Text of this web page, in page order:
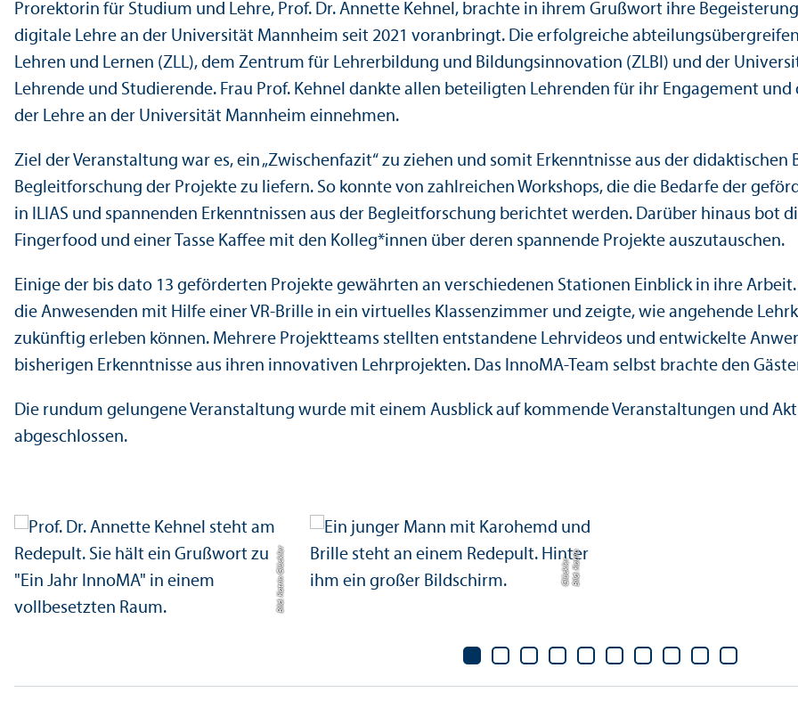
Prorektorin für Studium und Lehre, Prof. Dr. Annette Kehnel, brachte in ihrem Grußwort ihre
digitale Lehre an der Universität Mannheim seit 2021 voranbringt. Die erfolgreiche
Lehren und Lernen (ZLL), dem Zentrum für Lehr­erbildung und Bildungs­innovation (ZLBI) und der
Lehr­ende und Studierende. Frau Prof. Kehnel dankte allen beteiligten Lehr­enden für ihr Engagement
der Lehre an der Universität Mannheim einnehmen.
Ziel der Veranstaltung war es, ein „Zwischenfazit“ zu ziehen und somit Er­kenntnisse aus der
Begleitforschung der Projekte zu liefern. So konnte von zahlreichen Workshops, die die Bedarfe der
in ILIAS und spannenden Er­kenntnissen aus der Begleitforschung berichtet werden. Darüber hinaus bot
Fingerfood und einer Tasse Kaffee mit den Kolleg*innen über deren spannende Projekte auszutauschen.
Einige der bis dato 13 geförderten Projekte gewährten an verschiedenen Stationen Einblick in ihre Arbeit.
die Anwesenden mit Hilfe einer VR-Brille in ein virtuelles Klassenzimmer und zeigte, wie angehende
zukünftig erleben können. Mehrere Projekt­teams stellten entstandene Lehr­videos und entwickelte
bisherigen Er­kenntnisse aus ihren innovativen Lehr­projekten. Das InnoMA-Team selbst brachte den
Die rundum gelungene Veranstaltung wurde mit einem Ausblick auf kommende Veranstaltungen und
abgeschlossen.
Bild: Katrin Glückler Bil
d:
K
a
tri
n
Gl
ü
c
kl
e
r